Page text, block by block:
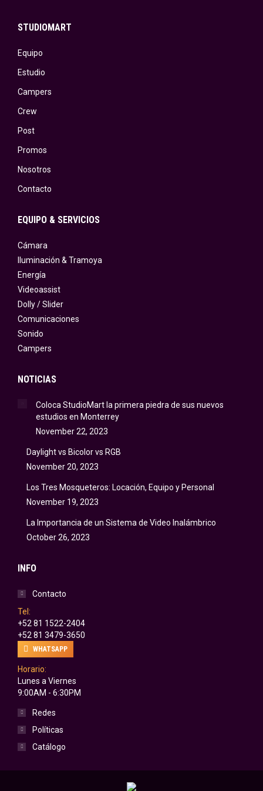
STUDIOMART
Equipo
Estudio
Campers
Crew
Post
Promos
Nosotros
Contacto
EQUIPO & SERVICIOS
Cámara
Iluminación & Tramoya
Energía
Videoassist
Dolly / Slider
Comunicaciones
Sonido
Campers
NOTICIAS
Coloca StudioMart la primera piedra de sus nuevos
estudios en Monterrey
November 22, 2023
Daylight vs Bicolor vs RGB
November 20, 2023
Los Tres Mosqueteros: Locación, Equipo y Personal
November 19, 2023
La Importancia de un Sistema de Video Inalámbrico
October 26, 2023
INFO
Contacto
Tel:
+52 81 1522-2404
+52 81 3479-3650
WHATSAPP
Horario:
Lunes a Viernes
9:00AM - 6:30PM
Redes
Políticas
Catálogo